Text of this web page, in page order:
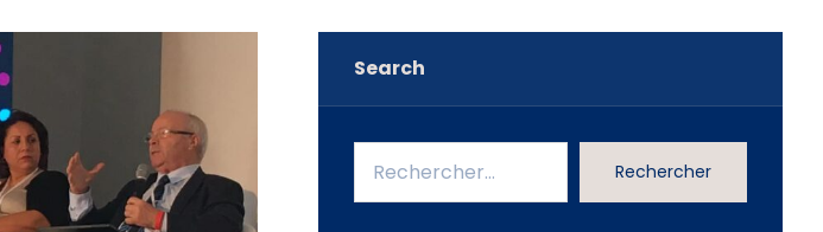
Search
Rechercher